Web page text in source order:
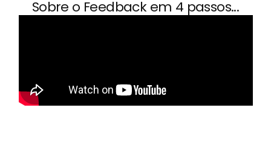
Sobre o Feedback em 4 passos...